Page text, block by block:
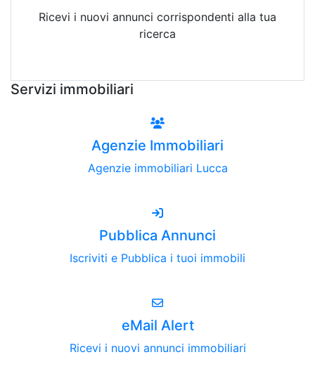
Ricevi i nuovi annunci corrispondenti alla tua
ricerca
Servizi immobiliari
Agenzie Immobiliari
Agenzie immobiliari Lucca
Pubblica Annunci
Iscriviti e Pubblica i tuoi immobili
eMail Alert
Ricevi i nuovi annunci immobiliari